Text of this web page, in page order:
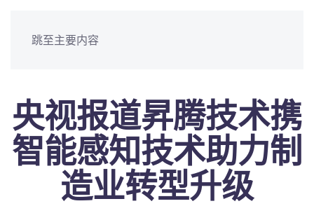
跳至主要内容
央视报道昇腾技术携
智能感知技术助力制
造业转型升级